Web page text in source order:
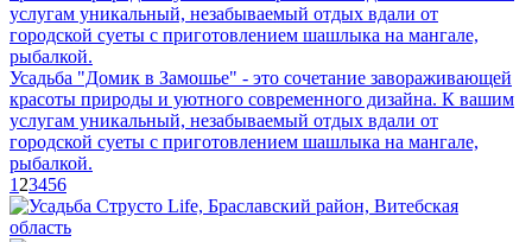
услугам уникальный, незабываемый отдых вдали от
городской суеты с приготовлением шашлыка на мангале,
рыбалкой.
Усадьба "Домик в Замошье" - это сочетание завораживающей
красоты природы и уютного современного дизайна. К вашим
услугам уникальный, незабываемый отдых вдали от
городской суеты с приготовлением шашлыка на мангале,
рыбалкой.
1 23456